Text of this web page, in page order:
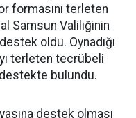
formasını terleten
Samsun Valiliğinin
oldu. Oynadığı
terleten tecrübeli
bulundu.
destek olması